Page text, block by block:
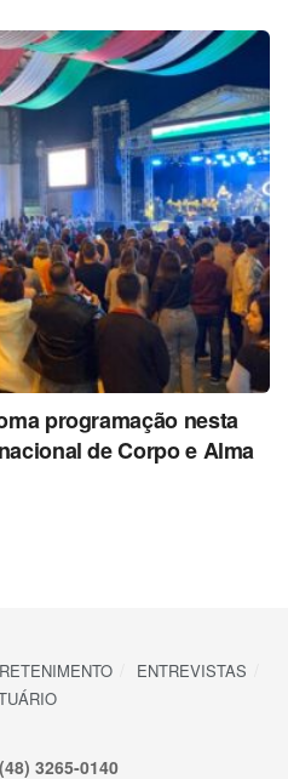
programação nesta
de Corpo e Alma
ENTREVISTAS
3265-0140